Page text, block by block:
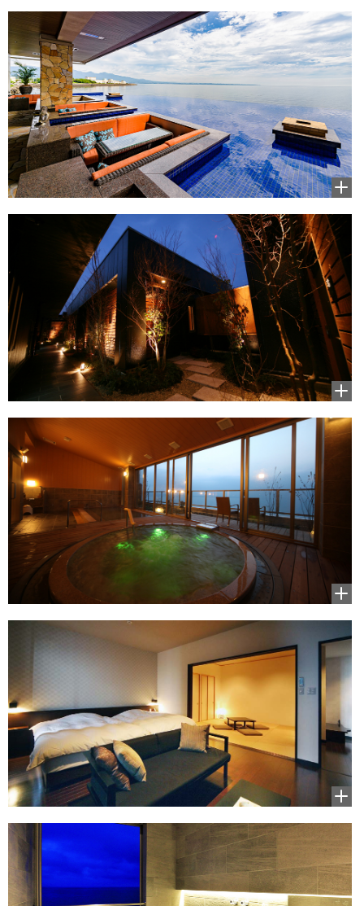
拡大
して
見る
拡大
して
見る
拡大
して
見る
拡大
して
見る